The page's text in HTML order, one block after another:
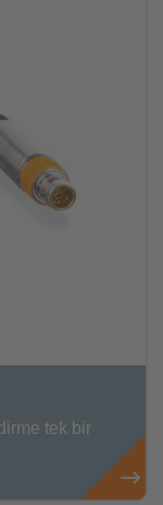
tek bir